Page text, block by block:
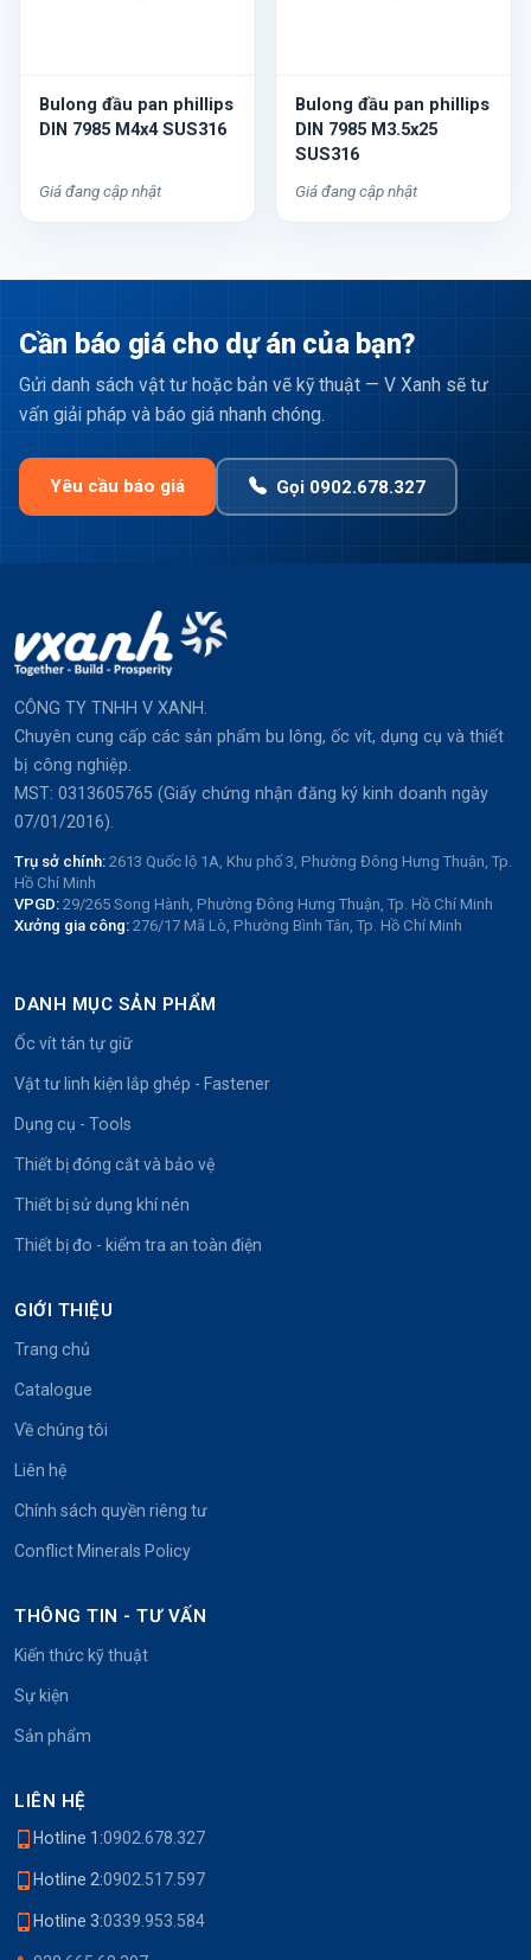
Bulong đầu pan phillips
DIN 7985 M4x4 SUS316
Giá đang cập nhật
Bulong đầu pan phillips
DIN 7985 M3.5x25
SUS316
Giá đang cập nhật
Cần báo giá cho dự án của bạn?
Gửi danh sách vật tư hoặc bản vẽ kỹ thuật — V Xanh sẽ tư
vấn giải pháp và báo giá nhanh chóng.
Yêu cầu báo giá Gọi 0902.678.327
CÔNG TY TNHH V XANH.
Chuyên cung cấp các sản phẩm bu lông, ốc vít, dụng cụ và thiết
bị công nghiệp.
MST: 0313605765 (Giấy chứng nhận đăng ký kinh doanh ngày
07/01/2016).
Trụ sở chính: 2613 Quốc lộ 1A, Khu phố 3, Phường Đông Hưng Thuận, Tp.
Hồ Chí Minh
VPGD: 29/265 Song Hành, Phường Đông Hưng Thuận, Tp. Hồ Chí Minh
Xưởng gia công: 276/17 Mã Lò, Phường Bình Tân, Tp. Hồ Chí Minh
DANH MỤC SẢN PHẨM
Ốc vít tán tự giữ
Vật tư linh kiện lắp ghép - Fastener
Dụng cụ - Tools
Thiết bị đóng cắt và bảo vệ
Thiết bị sử dụng khí nén
Thiết bị đo - kiểm tra an toàn điện
GIỚI THIỆU
Trang chủ
Catalogue
Về chúng tôi
Liên hệ
Chính sách quyền riêng tư
Conflict Minerals Policy
THÔNG TIN - TƯ VẤN
Kiến thức kỹ thuật
Sự kiện
Sản phẩm
LIÊN HỆ
Hotline 1:0902.678.327
Hotline 2:0902.517.597
Hotline 3:0339.953.584